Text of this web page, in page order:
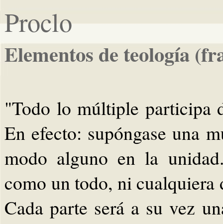
Proclo
Elementos de teología
"Todo lo múltiple participa
En efecto: supóngase una
modo alguno en la
como un todo, ni cualquiera
Cada parte será a su vez